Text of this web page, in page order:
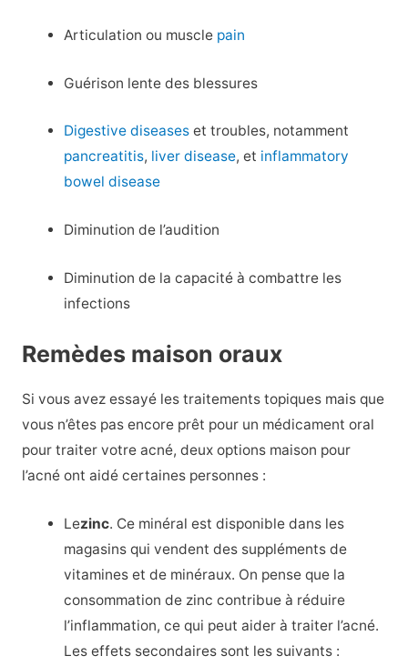
Articulation ou muscle pain
Guérison lente des blessures
Digestive diseases et troubles, notamment
pancreatitis, liver disease, et inflammatory
bowel disease
Diminution de l’audition
Diminution de la capacité à combattre les
infections
Remèdes maison oraux
Si vous avez essayé les traitements topiques mais que
vous n’êtes pas encore prêt pour un médicament oral
pour traiter votre acné, deux options maison pour
l’acné ont aidé certaines personnes :
Lezinc. Ce minéral est disponible dans les
magasins qui vendent des suppléments de
vitamines et de minéraux. On pense que la
consommation de zinc contribue à réduire
l’inflammation, ce qui peut aider à traiter l’acné.
Les effets secondaires sont les suivants :